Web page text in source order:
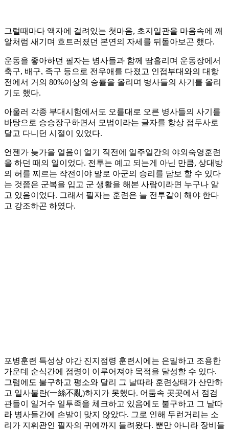
그럴때마다 액자에 걸려있는 첫마음, 초지일관을 마음속에 깨
알처럼 새기며 흐트러졌던 본연의 자세를 뒤돌아보곤 했다.
운동을 좋아하던 필자는 병사들과 함께 땀흘리며 운동장에서
축구, 배구, 족구 등으로 전우애를 다졌고 인접부대와의 대항
전에서 거의 80%이상의 승률을 올리며 병사들의 사기를 올리
기도 했다.
아울러 각종 부대시험에서도 오를대로 오른 병사들의 사기를
바탕으로 승승장구하면서 모범이라는 글자를 항상 접두사로
달고 다니던 시절이 있었다.
언젠가 늦가을 얼음이 얼기 직전에 일주일간의 야외숙영훈련
을 하던 때의 일이었다. 전투는 예고 되는게 아닌 만큼, 상대방
의 허를 찌르는 작전이야 말로 아군의 승리를 담보 할 수 있다
는 것쯤은 군복을 입고 군 생활을 해본 사람이라면 누구나 알
고 있음이었다. 그래서 필자는 훈련은 늘 전투같이 해야 한다
고 강조하곤 하였다.
포병훈련 특성상 야간 진지점령 훈련시에는 은밀하고 조용한
가운데 순식간에 점령이 이루어져야 목적을 달성할 수 있다.
그럼에도 불구하고 평소와 달리 그 날따라 훈련상태가 산만하
고 일사불란(一絲不亂)하지가 못했다. 어둠속 곳곳에서 점검
관들이 일거수 일투족을 체크하고 있음에도 불구하고 그 날따
라 병사들간에 손발이 맞지 않았다. 그로 인해 두런거리는 소
리가 지휘관인 필자의 귀에까지 들려왔다. 뿐만 아니라 장비들